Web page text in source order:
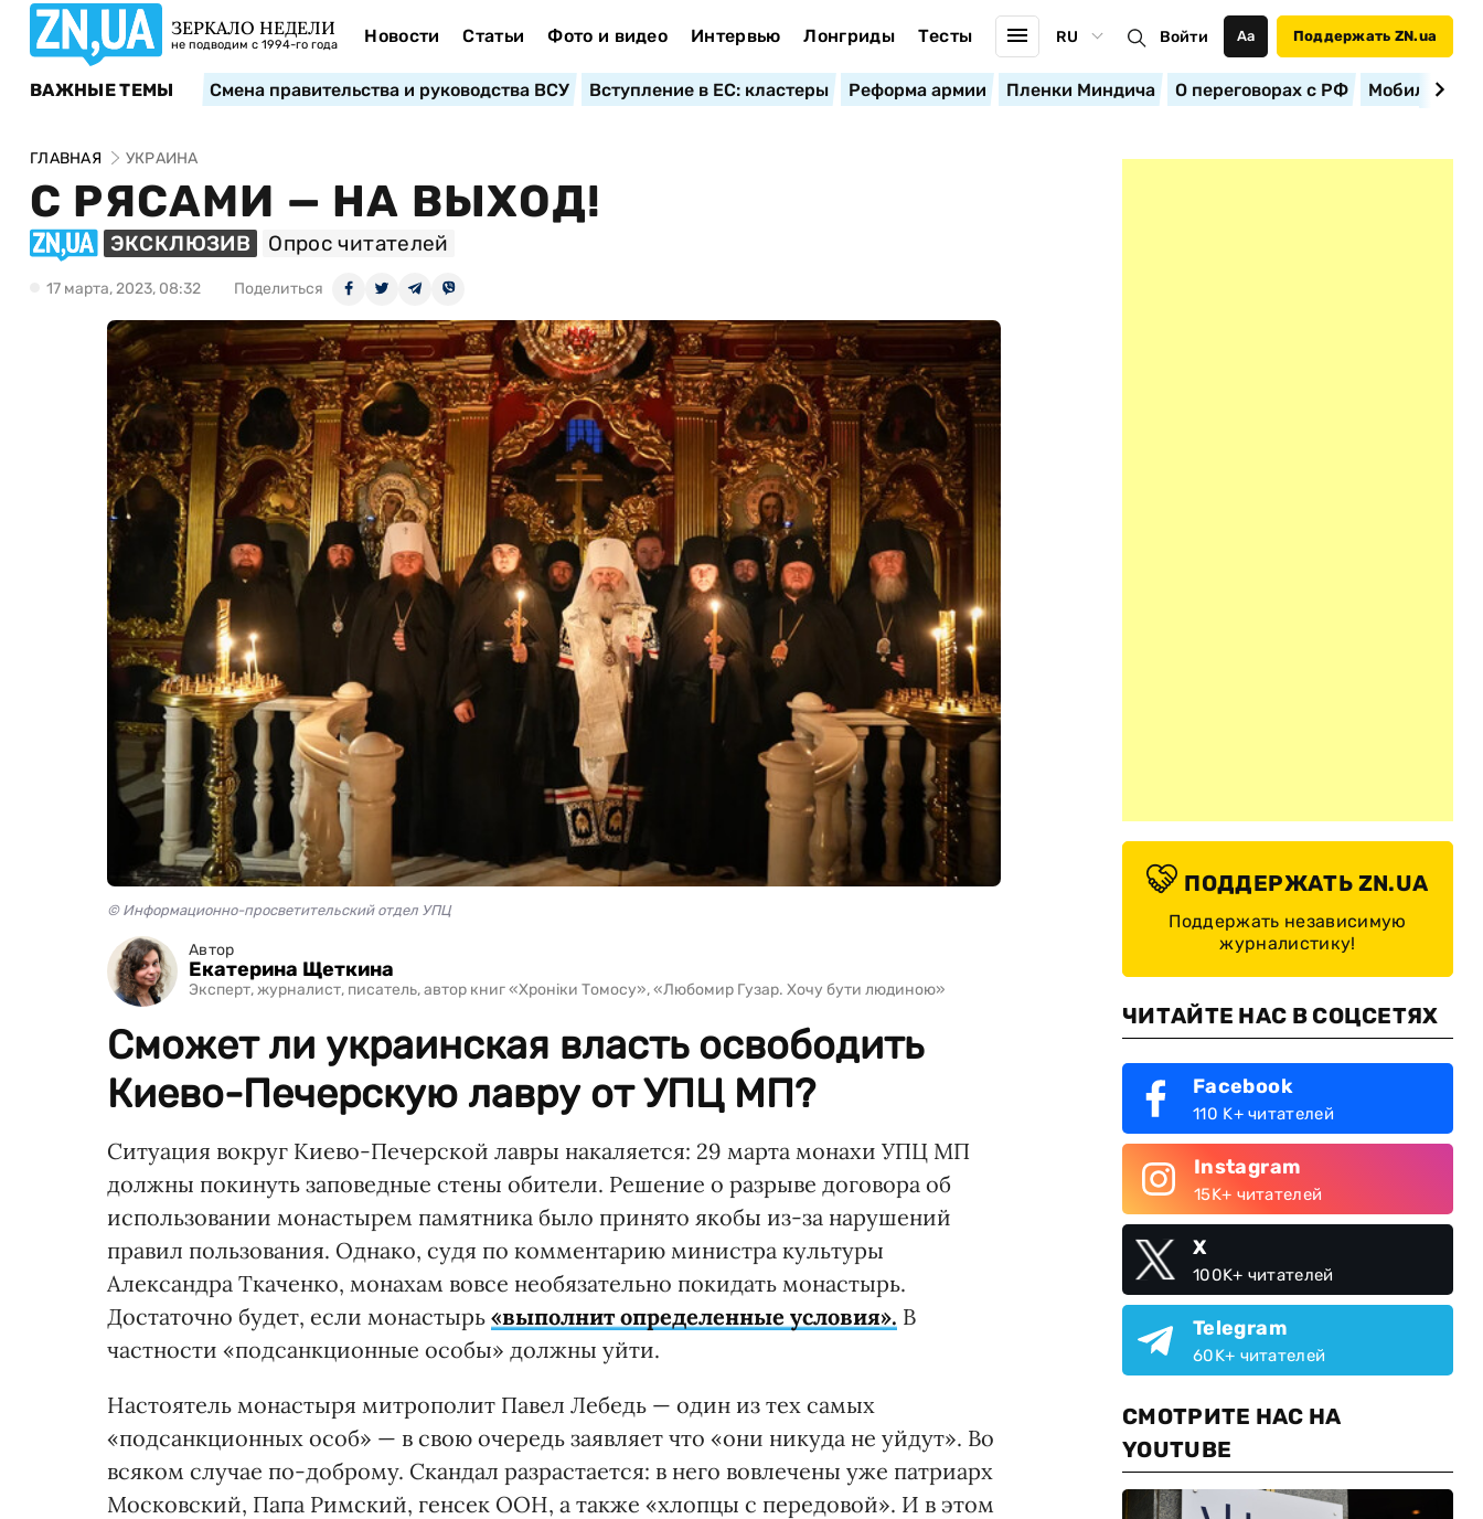
ЗЕРКАЛО НЕДЕЛИ
не подводим с 1994-го года Новости Статьи Фото и видео Интервью Лонгриды Тесты RU Войти Аа Поддержать ZN.ua
ВАЖНЫЕ ТЕМЫ Смена правительства и руководства ВСУ Вступление в ЕС: кластеры Реформа армии Пленки Миндича О переговорах с РФ
ГЛАВНАЯ УКРАИНА
С РЯСАМИ — НА ВЫХОД!
ЭКСКЛЮЗИВ Опрос читателей
17 марта, 2023, 08:32 Поделиться
© Информационно-просветительский отдел УПЦ
Автор
Екатерина Щеткина
Эксперт, журналист, писатель, автор книг «Хроніки Томосу», «Любомир Гузар. Хочу бути людиною»
Сможет ли украинская власть освободить
Киево-Печерскую лавру от УПЦ МП?
Ситуация вокруг Киево-Печерской лавры накаляется: 29 марта монахи УПЦ МП
должны покинуть заповедные стены обители. Решение о разрыве договора об
использовании монастырем памятника было принято якобы из-за нарушений
правил пользования. Однако, судя по комментарию министра культуры
Александра Ткаченко, монахам вовсе необязательно покидать монастырь.
Достаточно будет, если монастырь «выполнит определенные условия». В
частности «подсанкционные особы» должны уйти.
Настоятель монастыря митрополит Павел Лебедь — один из тех самых
«подсанкционных особ» — в свою очередь заявляет что «они никуда не уйдут». Во
всяком случае по-доброму. Скандал разрастается: в него вовлечены уже патриарх
Московский, Папа Римский, генсек ООН, а также «хлопцы с передовой». И в этом
ПОДДЕРЖАТЬ ZN.UA
Поддержать независимую
журналистику!
ЧИТАЙТЕ НАС В СОЦСЕТЯХ
Facebook
110 K+ читателей
Instagram
15K+ читателей
X
100K+ читателей
Telegram
60K+ читателей
СМОТРИТЕ НАС НА
YOUTUBE